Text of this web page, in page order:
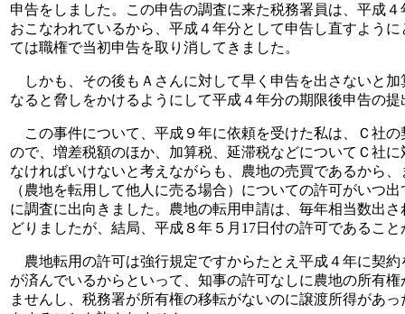
申告をしました。この申告の調査に来た税務署員は、平成
おこなわれているから、平成４年分として申告し直すよう
ては職権で当初申告を取り消してきました。
しかも、その後もＡさんに対して早く申告を出さないと
なると脅しをかけるようにして平成４年分の期限後申告の
この事件について、平成９年に依頼を受けた私は、Ｃ社
ので、増差税額のほか、加算税、延滞税などについてＣ社
なければいけないと考えながらも、農地の売買であるから
（農地を転用して他人に売る場合）についての許可がいつ
に調査に出向きました。農地の転用申請は、毎年相当数出
どりましたが、結局、平成８年５月17日付の許可であるこ
農地転用の許可は強行規定ですからたとえ平成４年に契
が済んでいるからといって、知事の許可なしに農地の所有
ませんし、税務署が所有権の移転がないのに譲渡所得があ